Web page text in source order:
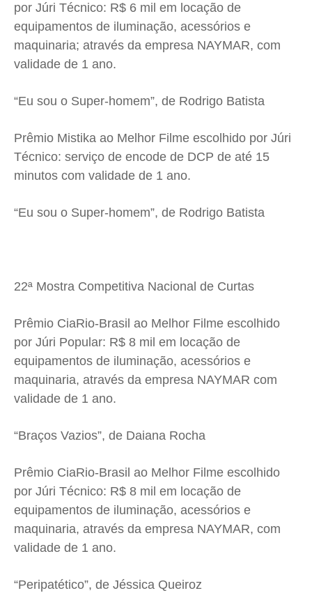
por Júri Técnico: R$ 6 mil em locação de
equipamentos de iluminação, acessórios e
maquinaria; através da empresa NAYMAR, com
validade de 1 ano.
“Eu sou o Super-homem”, de Rodrigo Batista
Prêmio Mistika ao Melhor Filme escolhido por Júri
Técnico: serviço de encode de DCP de até 15
minutos com validade de 1 ano.
“Eu sou o Super-homem”, de Rodrigo Batista
22ª Mostra Competitiva Nacional de Curtas
Prêmio CiaRio-Brasil ao Melhor Filme escolhido
por Júri Popular: R$ 8 mil em locação de
equipamentos de iluminação, acessórios e
maquinaria, através da empresa NAYMAR com
validade de 1 ano.
“Braços Vazios”, de Daiana Rocha
Prêmio CiaRio-Brasil ao Melhor Filme escolhido
por Júri Técnico: R$ 8 mil em locação de
equipamentos de iluminação, acessórios e
maquinaria, através da empresa NAYMAR, com
validade de 1 ano.
“Peripatético”, de Jéssica Queiroz